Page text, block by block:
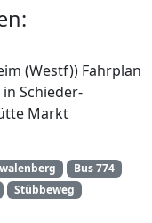
(Westf)) Fahrplan
Schieder-
Markt
Bus 774
Stübbeweg